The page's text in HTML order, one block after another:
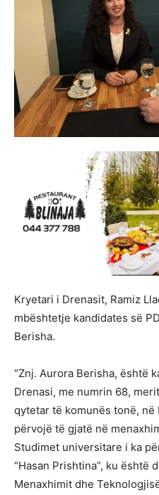
Kryetari i Drenasit, Ramiz
mbështetje kandidates së
Berisha.
“Znj. Aurora Berisha, është
Drenasi, me numrin 68,
qytetar të komunës tonë, në
përvojë të gjatë në
Studimet universitare i ka
“Hasan Prishtina”, ku është
Menaxhimit dhe